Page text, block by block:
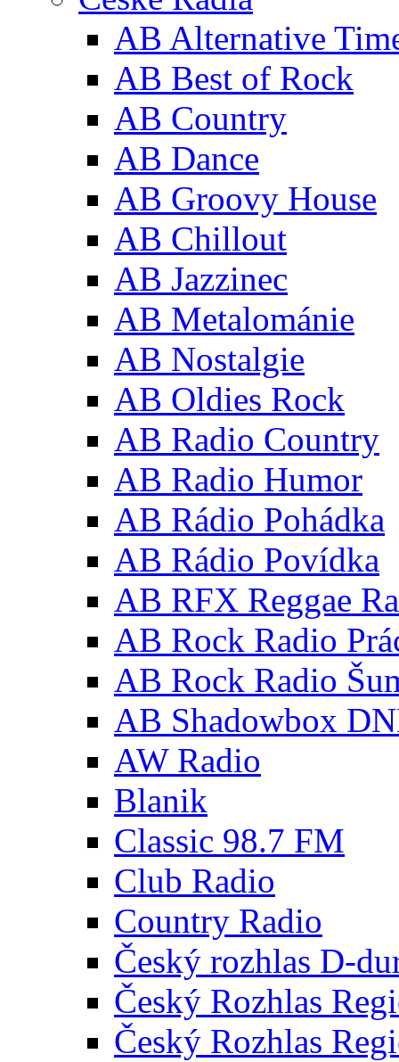
AB Alternative
AB Best of Rock
AB Country
AB Dance
AB Groovy House
AB Chillout
AB Jazzinec
AB Metalománie
AB Nostalgie
AB Oldies Rock
AB Radio Country
AB Radio Humor
AB Rádio Pohádka
AB Rádio Povídka
AB RFX Reggae
AB Rock Radio
AB Rock Radio
AB Shadowbox
AW Radio
Blanik
Classic 98.7 FM
Club Radio
Country Radio
Český rozhlas D-
Český Rozhlas
Český Rozhlas